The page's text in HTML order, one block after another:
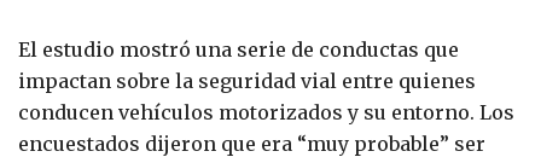
El estudio mostró una serie de conductas que
impactan sobre la seguridad vial entre quienes
conducen vehículos motorizados y su entorno. Los
encuestados dijeron que era “muy probable” ser